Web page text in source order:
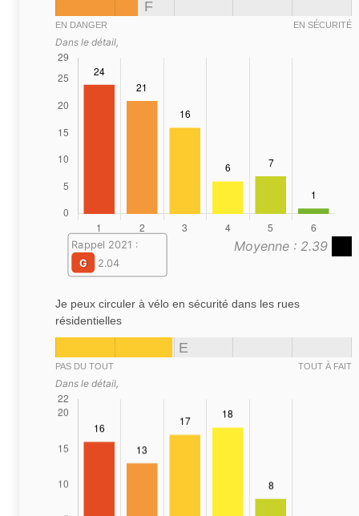
F
EN DANGER EN SÉCURITÉ
Dans le détail,
Moyenne : 2.39
Rappel 2021 :
G
2.04
Je peux circuler à vélo en sécurité dans les rues
résidentielles
E
PAS DU TOUT TOUT À FAIT
Dans le détail,